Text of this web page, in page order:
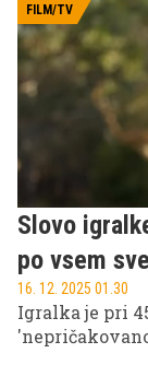
FILM/TV
Slovo
po vsem
16. 12. 2025 01.30
Igralka je pri